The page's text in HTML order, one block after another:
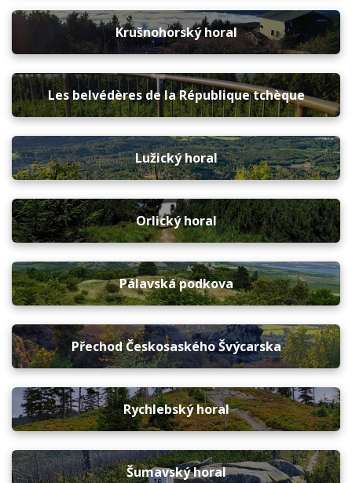
Krušnohorský horal
Les belvédères de la République tchèque
Lužický horal
Orlický horal
Pálavská podkova
Přechod Českosaského Švýcarska
Rychlebský horal
Šumavský horal